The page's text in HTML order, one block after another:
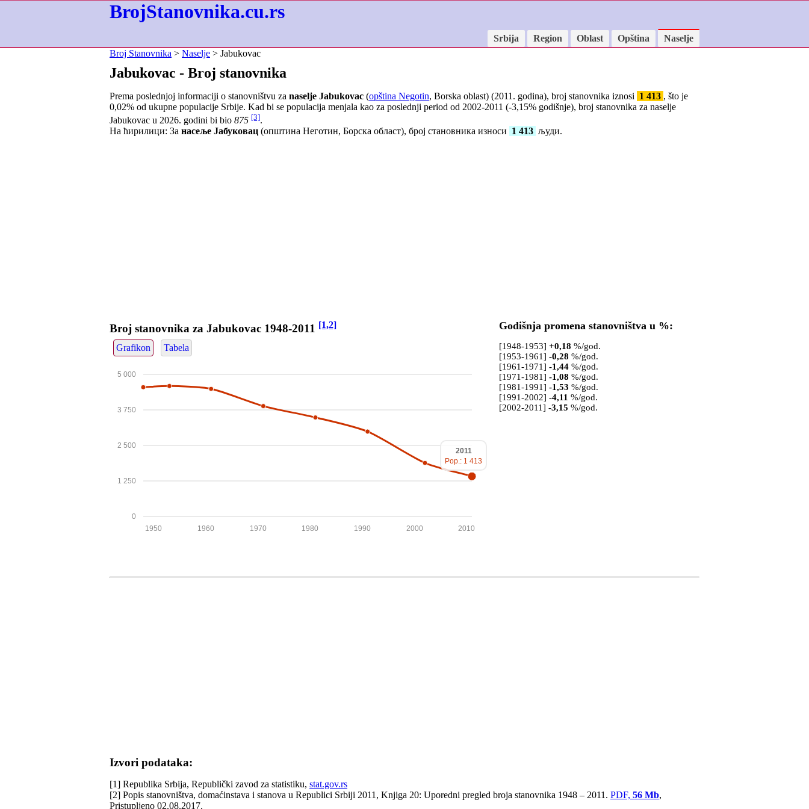
BrojStanovnika.cu.rs
Srbija Region Oblast Opština
Naselje
Broj Stanovnika > Naselje > Jabukovac
Jabukovac - Broj stanovnika
Prema poslednjoj informaciji o stanovništvu za naselje Jabukovac (opština Negotin, Borska oblast) (2011. godina), broj stanovnika iznosi 1 413 , što je
0,02% od ukupne populacije Srbije. Kad bi se populacija menjala kao za poslednji period od 2002-2011 (-3,15% godišnje), broj stanovnika za naselje
Jabukovac u 2026. godini bi bio 875 [3].
На ћирилици: За насеље Јабуковац (општина Неготин, Борска област), број становника износи 1 413 људи.
Broj stanovnika za Jabukovac 1948-2011 [1,2]
Grafikon Tabela
0
1 250
2 500
3 750
5 000
2010
2000
1990
1980
1970
1960
1950
2011
Pop.: 1 413
Godišnja promena stanovništva u %:
[1948-1953] +0,18 %/god.
[1953-1961] -0,28 %/god.
[1961-1971] -1,44%/god.
[1971-1981] -1,08 %/god.
[1981-1991] -1,53 %/god.
[1991-2002] -4,11 %/god.
[2002-2011] -3,15 %/god.
Izvori podataka:
[1] Republika Srbija, Republički zavod za statistiku, stat.gov.rs
[2] Popis stanovništva, domaćinstava i stanova u Republici Srbiji 2011, Knjiga 20: Uporedni pregled broja stanovnika 1948 – 2011. PDF, 56 Mb,
Pristupljeno 02.08.2017.